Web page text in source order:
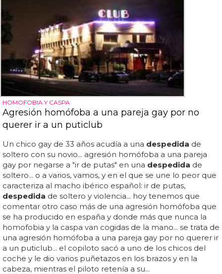
HOMOFOBIA Y CASPA
Agresión homófoba a una pareja gay por no
querer ir a un puticlub
Un chico gay de 33 años acudía a una despedida de
soltero con su novio... agresión homófoba a una pareja
gay por negarse a "ir de putas" en una despedida de
soltero... o a varios, vamos, y en el que se une lo peor que
caracteriza al macho ibérico español: ir de putas,
despedida de soltero y violencia... hoy tenemos que
comentar otro caso más de una agresión homófoba que
se ha producido en españa y donde más que nunca la
homofobia y la caspa van cogidas de la mano... se trata de
una agresión homófoba a una pareja gay por no querer ir
a un puticlub... el copiloto sacó a uno de los chicos del
coche y le dio varios puñetazos en los brazos y en la
cabeza, mientras el piloto retenía a su...